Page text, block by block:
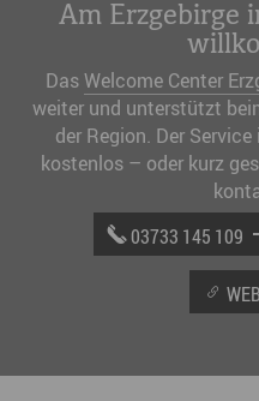
Am Erzgebirge
DasWelcome Center
weiter und unterstützt
der Region. Der
kostenlos – oder kurz
03733 145 109